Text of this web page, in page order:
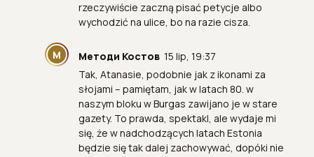
rzeczywiście zaczną pisać petycje albo
wychodzić na ulice, bo na razie cisza.
М Методи Костов 15 lip, 19:37
Tak, Atanasie, podobnie jak z ikonami za
słojami – pamiętam, jak w latach 80. w
naszym bloku w Burgas zawijano je w stare
gazety. To prawda, spektakl, ale wydaje mi
się, że w nadchodzących latach Estonia
będzie się tak dalej zachowywać, dopóki nie